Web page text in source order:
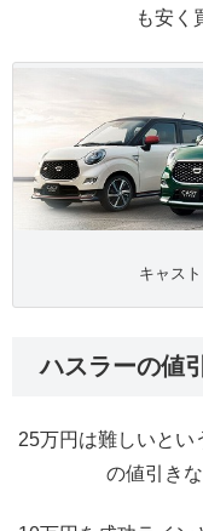
も安く
キャス
ハスラーの値
25万円は難しいとい
の値引き